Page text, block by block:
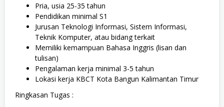
Pria, usia 25-35 tahun
Pendidikan minimal S1
Jurusan Teknologi Informasi, Sistem Informasi,
Teknik Komputer, atau bidang terkait
Memiliki kemampuan Bahasa Inggris (lisan dan
tulisan)
Pengalaman kerja minimal 3-5 tahun
Lokasi kerja KBCT Kota Bangun Kalimantan Timur
Ringkasan Tugas :